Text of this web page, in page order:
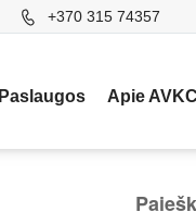
+370 315 74357
Paslaugos Apie AVKC